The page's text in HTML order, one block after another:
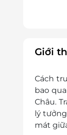
Đặc
Giới
Cách
bao
Châu.
lý
mát